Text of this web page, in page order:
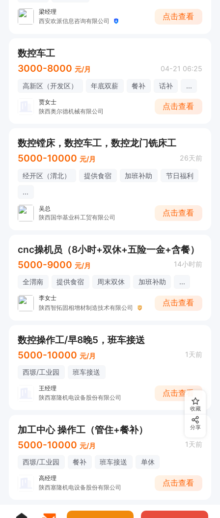
梁经理
西安欢派信息咨询有限公司
点击查看
数控车工
3000-8000 元/月 04-21 06:25
高新区（开发区） 年底双薪 餐补 话补 ...
贾女士
陕西奥尔德机械有限公司
点击查看
数控镗床，数控车工，数控龙门铣床工
5000-10000 元/月 26天前
经开区（渭北） 提供食宿 加班补助
节日福利
...
吴总
陕西国华基业科工贸有限公司
点击查看
cnc操机员（8小时+双休+五险一金+含餐）
5000-9000 元/月 14小时前
全渭南 提供食宿 周末双休 加班补助 ...
李女士
陕西智拓固相增材制造技术有限公司
点击查看
数控操作工/早8晚5，班车接送
5000-10000 元/月 1天前
西塬/工业园 班车接送
王经理
陕西塞隆机电设备股份有限公司
点击查看
加工中心 操作工（管住+餐补）
5000-10000 元/月 1天前
西塬/工业园 餐补 班车接送 单休
高经理
陕西塞隆机电设备股份有限公司
点击查看
收藏
分享